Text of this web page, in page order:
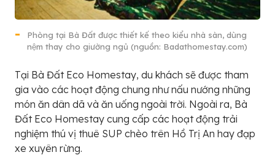
Phòng tại Bà Đất được thiết kế theo kiểu nhà sàn, dùng
nệm thay cho giường ngủ (nguồn: Badathomestay.com)
Tại Bà Đất Eco Homestay, du khách sẽ được tham
gia vào các hoạt động chung như nấu nướng những
món ăn dân dã và ăn uống ngoài trời. Ngoài ra, Bà
Đất Eco Homestay cung cấp các hoạt động trải
nghiệm thú vị thuê SUP chèo trên Hồ Trị An hay đạp
xe xuyên rừng.